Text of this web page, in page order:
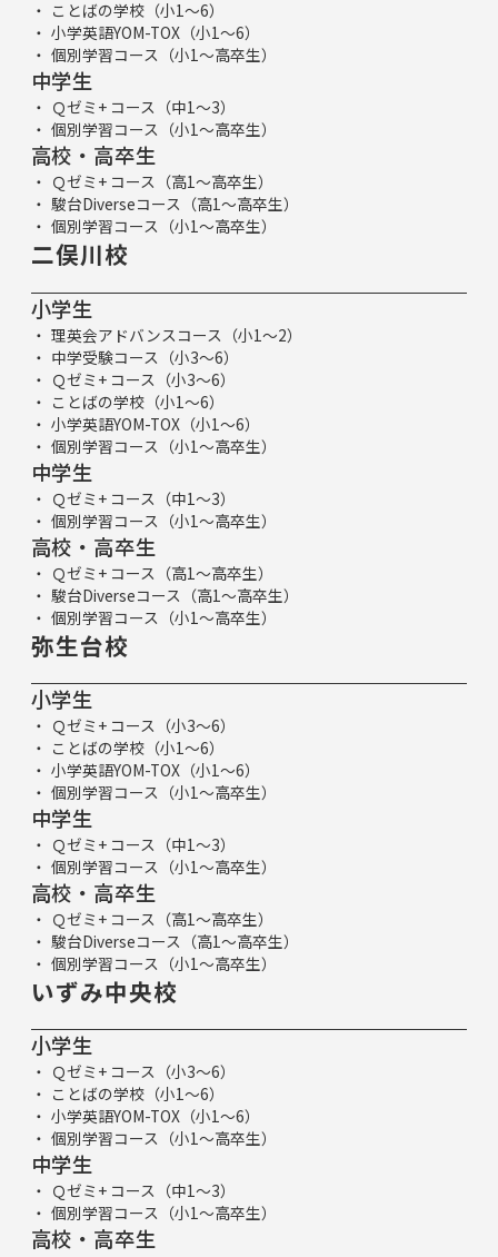
ことばの学校（小1～6）
小学英語YOM-TOX（小1～6）
個別学習コース（小1～高卒生）
中学生
Ｑゼミ+ コース（中1～3）
個別学習コース（小1～高卒生）
高校・高卒生
Ｑゼミ+ コース（高1～高卒生）
駿台Diverseコース（高1～高卒生）
個別学習コース（小1～高卒生）
二俣川校
小学生
理英会アドバンスコース（小1～2）
中学受験コース（小3～6）
Ｑゼミ+ コース（小3～6）
ことばの学校（小1～6）
小学英語YOM-TOX（小1～6）
個別学習コース（小1～高卒生）
中学生
Ｑゼミ+ コース（中1～3）
個別学習コース（小1～高卒生）
高校・高卒生
Ｑゼミ+ コース（高1～高卒生）
駿台Diverseコース（高1～高卒生）
個別学習コース（小1～高卒生）
弥生台校
小学生
Ｑゼミ+ コース（小3～6）
ことばの学校（小1～6）
小学英語YOM-TOX（小1～6）
個別学習コース（小1～高卒生）
中学生
Ｑゼミ+ コース（中1～3）
個別学習コース（小1～高卒生）
高校・高卒生
Ｑゼミ+ コース（高1～高卒生）
駿台Diverseコース（高1～高卒生）
個別学習コース（小1～高卒生）
いずみ中央校
小学生
Ｑゼミ+ コース（小3～6）
ことばの学校（小1～6）
小学英語YOM-TOX（小1～6）
個別学習コース（小1～高卒生）
中学生
Ｑゼミ+ コース（中1～3）
個別学習コース（小1～高卒生）
高校・高卒生